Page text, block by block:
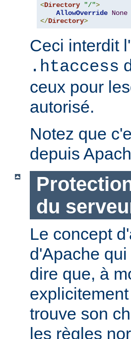
<Directory "/">
AllowOverride None
</Directory>
Ceci interdit
.htaccess
ceux pour
autorisé.
Notez que
depuis
du
Le concept
d'Apache
dire que, à
trouve son
les règles